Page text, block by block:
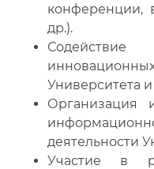
конференции,
др.).
Университета
Организация
деятельности
Участие в